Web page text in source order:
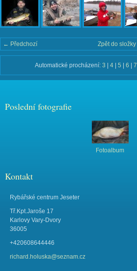
← Předchozí Zpět do složky
Automatické procházení: 3 | 4| 5 | 6 | 7
Poslední fotografie
Fotoalbum
Kontakt
Rybářské centrum Jeseter
Tř.Kpt.Jaroše 17
Karlovy Vary-Dvory
36005
+420608644446
richard.holuska@seznam.cz